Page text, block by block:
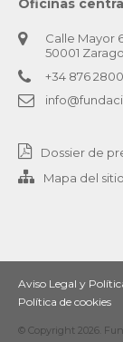
Oficinas
Calle Mayor
50001
+34 876
Dossier de
Mapa del sitio
Aviso Legal y
Política de cookies
© Copyright 2026.